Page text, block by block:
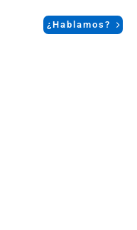
¿Hablamos?